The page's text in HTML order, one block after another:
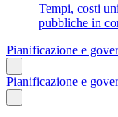
Tempi, costi
pubbliche in
Pianificazione e
Pianificazione e